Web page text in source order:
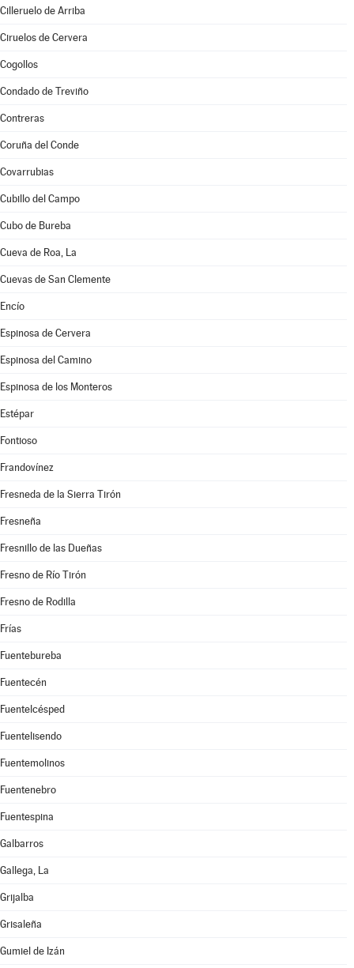
Cilleruelo de Arriba
Ciruelos de Cervera
Cogollos
Condado de Treviño
Contreras
Coruña del Conde
Covarrubias
Cubillo del Campo
Cubo de Bureba
Cueva de Roa, La
Cuevas de San Clemente
Encío
Espinosa de Cervera
Espinosa del Camino
Espinosa de los Monteros
Estépar
Fontioso
Frandovínez
Fresneda de la Sierra Tirón
Fresneña
Fresnillo de las Dueñas
Fresno de Río Tirón
Fresno de Rodilla
Frías
Fuentebureba
Fuentecén
Fuentelcésped
Fuentelisendo
Fuentemolinos
Fuentenebro
Fuentespina
Galbarros
Gallega, La
Grijalba
Grisaleña
Gumiel de Izán